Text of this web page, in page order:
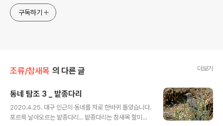
구독하기
조류/참새목 의 다른 글 더보기
동네 탐조 3 _ 밭종다리
2020.4.25. 대구 인근의 동네를 차로 한바퀴 돌았습니다.
포르륵 날아오르는 밭종다리... 밭종다리는 참새목 할미새